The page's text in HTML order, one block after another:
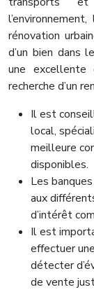
rénovation
d’un bien dans
une excellente
recherche d’un
Il est
local,
meilleure
disponibles.
Les
aux
d’intérêt
Il est
effectuer
détecter
de vente